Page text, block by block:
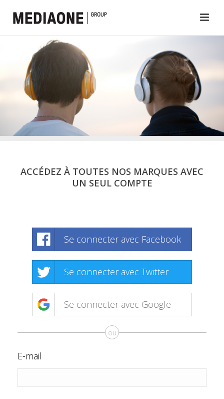
ACCÉDEZ À TOUTES NOS MARQUES AVEC
UN SEUL COMPTE
Se connecter avec Facebook
Se connecter avec Twitter
Se connecter avec Google
ou
E-mail